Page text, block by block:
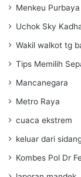
Menkeu Purbaya
Uchok Sky
Wakil walkot tg
Tips Memilih
Mancanegara
Metro Raya
cuaca ekstrem
keluar dari
Kombes Pol Dr